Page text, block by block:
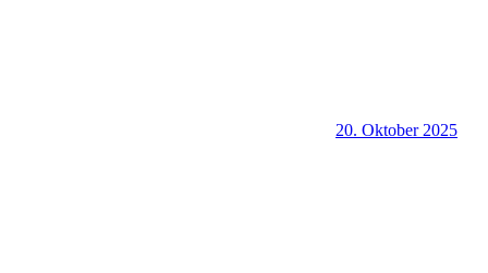
20. Oktober 2025